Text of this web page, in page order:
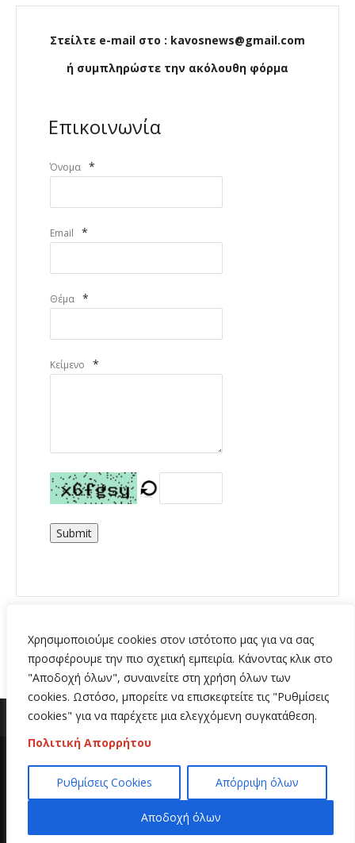
Χρησιμοποιούμε cookies στον ιστότοπο μας για να σας
προσφέρουμε την πιο σχετική εμπειρία. Κάνοντας κλικ στο
"Αποδοχή όλων", συναινείτε στη χρήση όλων των
cookies. Ωστόσο, μπορείτε να επισκεφτείτε τις "Ρυθμίσεις
cookies" για να παρέχετε μια ελεγχόμενη συγκατάθεση.
Πολιτική Απορρήτου
Ρυθμίσεις Cookies Απόρριψη όλων
Αποδοχή όλων
Στείλτε e-mail στο : kavosnews@gmail.com
ή συμπληρώστε την ακόλουθη φόρμα
Επικοινωνία
Όνομα *
Email *
Θέμα *
Κείμενο *
Submit
Copyright 2020 | All Rights Reserved | Κατασκευή
ιστοσελίδων
Hi Web